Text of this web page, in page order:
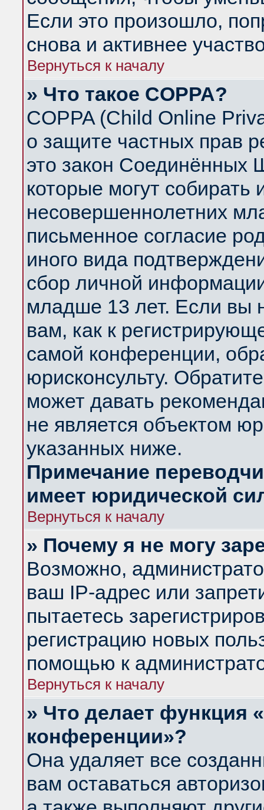
Если это произошло,
снова и активнее
Вернуться к началу
» Что такое COPPA?
COPPA (Child Online
о защите частных прав
это закон Соединённых
которые могут
несовершеннолетних
письменное согласие
иного вида
сбор личной
младше 13 лет. Если вы
вам, как к
самой конференции,
юрисконсульту.
может давать
не является объектом
указанных ниже.
Примечание
имеет юридической
Вернуться к началу
» Почему я не могу
Возможно,
ваш IP-адрес или
пытаетесь
регистрацию новых
помощью к
Вернуться к началу
» Что делает функция
конференции»?
Она удаляет все
вам оставаться